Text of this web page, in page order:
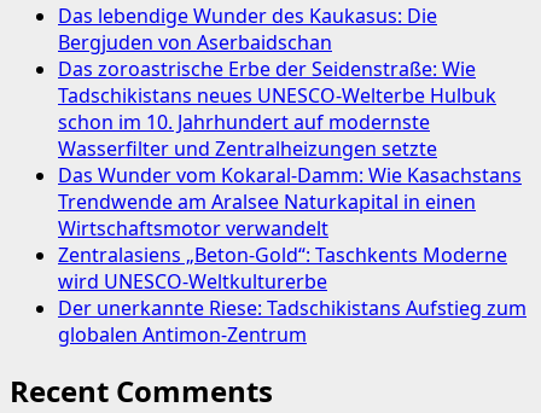
Das lebendige Wunder des Kaukasus: Die
Bergjuden von Aserbaidschan
Das zoroastrische Erbe der Seidenstraße: Wie
Tadschikistans neues UNESCO-Welterbe Hulbuk
schon im 10. Jahrhundert auf modernste
Wasserfilter und Zentralheizungen setzte
Das Wunder vom Kokaral-Damm: Wie Kasachstans
Trendwende am Aralsee Naturkapital in einen
Wirtschaftsmotor verwandelt
Zentralasiens „Beton-Gold“: Taschkents Moderne
wird UNESCO-Weltkulturerbe
Der unerkannte Riese: Tadschikistans Aufstieg zum
globalen Antimon-Zentrum
Recent Comments